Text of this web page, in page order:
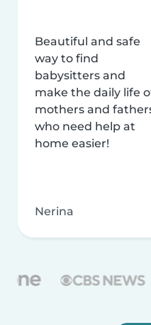
Beautiful and safe
way to find
babysitters and
make the daily life
mothers and
who need help at
home easier!
Nerina